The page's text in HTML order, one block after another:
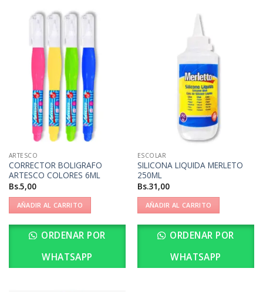
ARTESCO
CORRECTOR BOLIGRAFO
ARTESCO COLORES 6ML
Bs.5,00
AÑADIR AL CARRITO
ORDENAR POR
WHATSAPP
ESCOLAR
SILICONA LIQUIDA MERLETO
250ML
Bs.31,00
AÑADIR AL CARRITO
ORDENAR POR
WHATSAPP